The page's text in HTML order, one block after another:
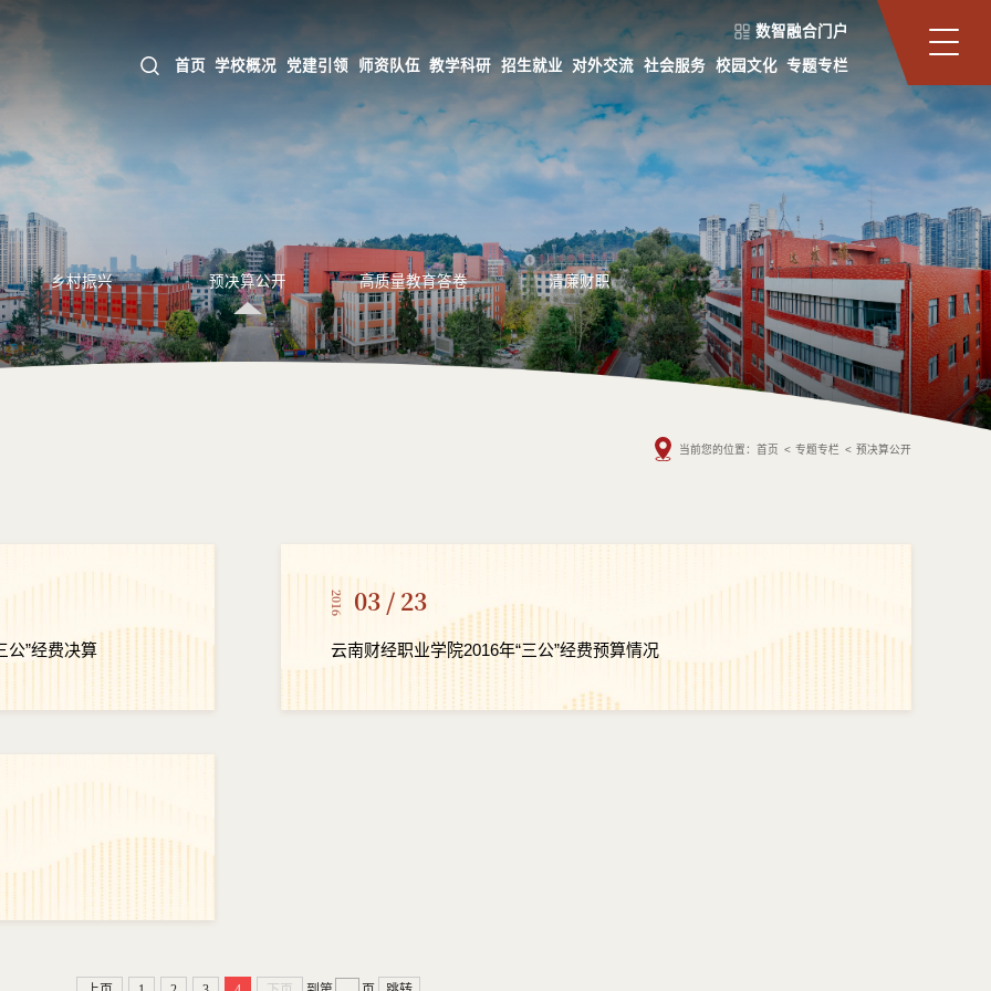
数智融合门户
首页 学校概况 党建引领 师资队伍 教学科研 招生就业 对外交流 社会服务 校园文化 专题专栏
乡村振兴 预决算公开 高质量教育答卷 清廉财职
当前您的位置： 首页 < 专题专栏 < 预决算公开
公”经费决算
2016 03 / 23
云南财经职业学院2016年“三公”经费预算情况